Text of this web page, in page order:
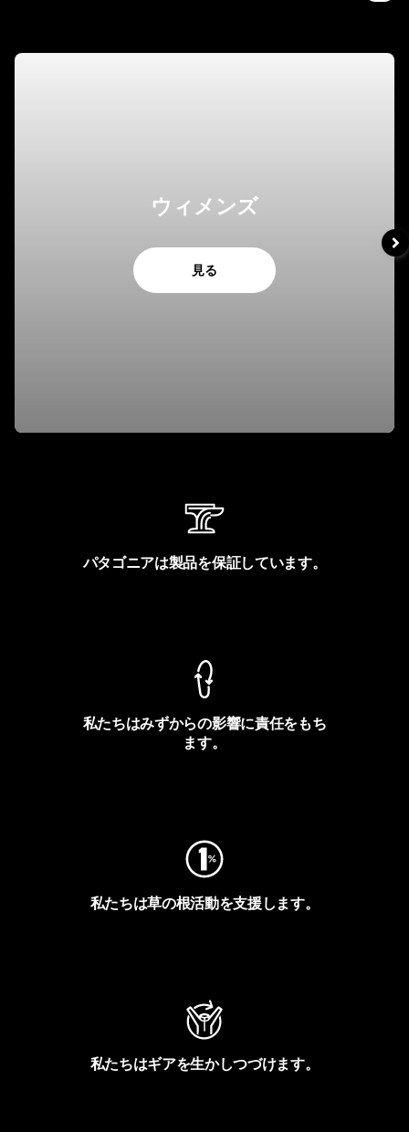
ウィメンズ
見る
パタゴニアは製品を保証しています。
私たちはみずからの影響に責任をもち
ます。
私たちは草の根活動を支援します。
私たちはギアを生かしつづけます。